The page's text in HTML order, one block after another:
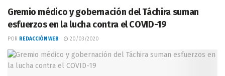
Gremio médico y gobernación del Táchira suman
esfuerzos en la lucha contra el COVID-19
POR REDACCIÓN WEB 20/03/2020